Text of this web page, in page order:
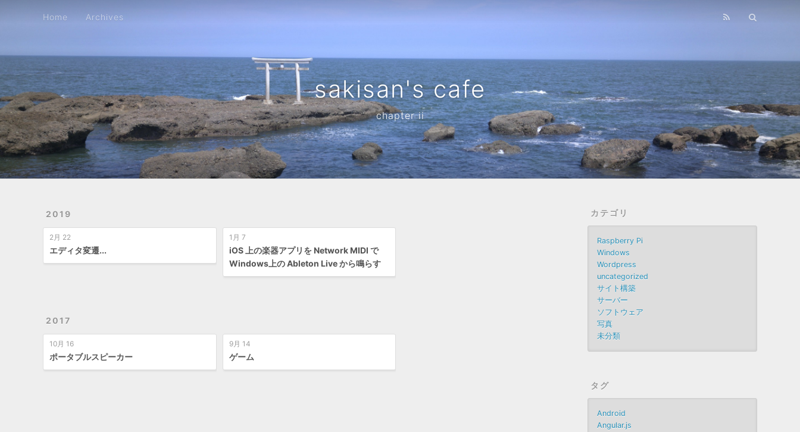
sakisan's cafe
chapter ii
Home Archives
2019
2月 22
エディタ変遷...
1月 7
iOS 上の楽器アプリを Network MIDI で
Windows上の Ableton Live から鳴らす
2017
10月 16
ポータブルスピーカー
9月 14
ゲーム
カテゴリ
Raspberry Pi
Windows
Wordpress
uncategorized
サイト構築
サーバー
ソフトウェア
写真
未分類
タグ
Android
Angular.js